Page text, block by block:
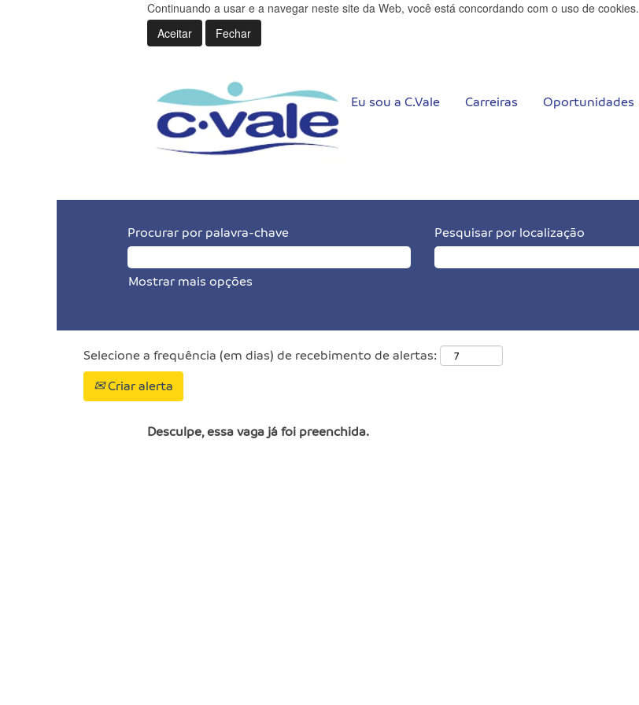
Continuando a usar e a navegar neste site da Web, você está concordando com o uso de cookies.
Aceitar
Fechar
Eu sou a C.Vale Carreiras Oportunidades
Procurar por palavra-chave Pesquisar por localização
Mostrar mais opções
Selecione a frequência (em dias) de recebimento de alertas:
Criar alerta
Desculpe, essa vaga já foi preenchida.